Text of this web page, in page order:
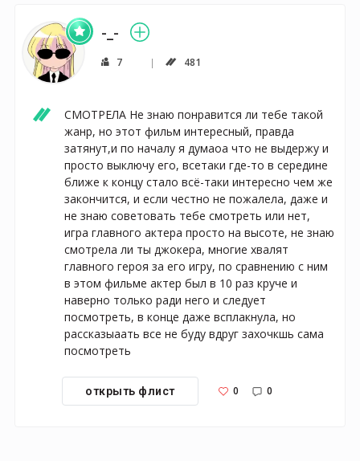
-_-
7 481
СМОТРЕЛА Не знаю понравится ли тебе такой
жанр, но этот фильм интересный, правда
затянут,и по началу я думаоа что не выдержу и
просто выключу его, всетаки где-то в середине
ближе к концу стало всё-таки интересно чем же
закончится, и если честно не пожалела, даже и
не знаю советовать тебе смотреть или нет,
игра главного актера просто на высоте, не знаю
смотрела ли ты джокера, многие хвалят
главного героя за его игру, по сравнению с ним
в этом фильме актер был в 10 раз круче и
наверно только ради него и следует
посмотреть, в конце даже всплакнула, но
рассказыаать все не буду вдруг захочкшь сама
открыть флист 0 0